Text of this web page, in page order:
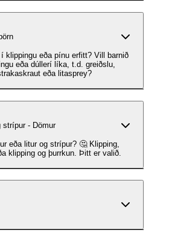
í klippingu eða pínu erfitt? Vill barnið
eða dúllerí líka, t.d. greiðslu,
eða litasprey?
strípur - Dömur
eða litur og strípur? 🤔 Klipping,
klipping og þurrkun. Þitt er valið.